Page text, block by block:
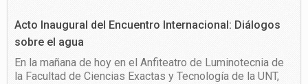
Coordinador de Asuntos Internacionales de la Facultad de
Ingeniería Civil y Gerenciamiento de Proyectos de la
Universidad de Ciencias Aplicadas de Biberach (HBC-
Alemania), […]
Acto Inaugural del Encuentro Internacional: Diálogos
sobre el agua
En la mañana de hoy en el Anfiteatro de Luminotecnia de
la Facultad de Ciencias Exactas y Tecnología de la UNT,